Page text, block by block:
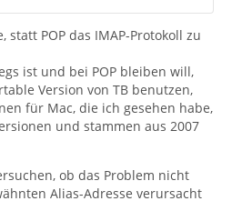
statt POP das IMAP-Protokoll zu
ist und bei POP bleiben will,
Version von TB benutzen,
für Mac, die ich gesehen habe,
und stammen aus 2007
ob das Problem nicht
Alias-Adresse verursacht